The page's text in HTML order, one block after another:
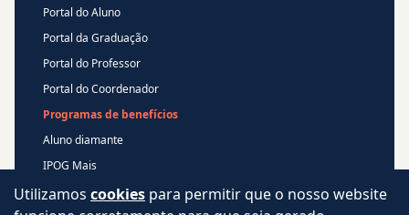
Portal do Aluno
Portal da Graduação
Portal do Professor
Portal do Coordenador
Programas de benefícios
Aluno diamante
IPOG Mais
Blog
Utilizamos cookies para permitir que o nosso website